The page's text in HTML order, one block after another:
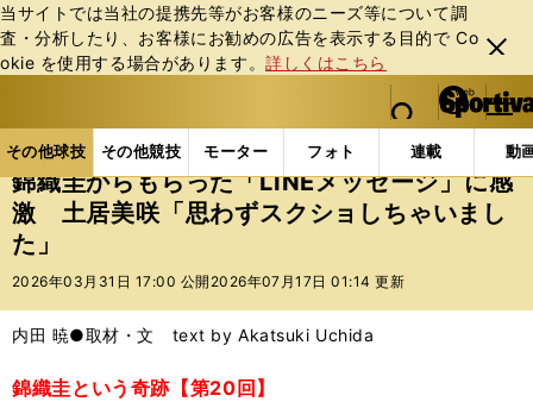
当サイトでは当社の提携先等がお客様のニーズ等について調
査・分析したり、お客様にお勧めの広告を表⽰する⽬的で Co
okie を使⽤する場合があります。詳しくはこちら
閉じ
る
web Sportiva (webスポルティーバ)
検索
マイペ
ー
ジ
メニュ
その他球技 その他競技 モーター フォト 連載 動
ス
ポ
ル
テ
ー
バ
その他球技の記事一覧 テニス 錦織圭からもらった
錦織圭からもらった「LINEメッセージ」に感
激 土居美咲「思わずスクショしちゃいまし
た」
2026年03月31日 17:00 公開 2026年07月17日 01:14 更新
内田 暁●取材・文 text by Akatsuki Uchida
錦織圭という奇跡【第20回】